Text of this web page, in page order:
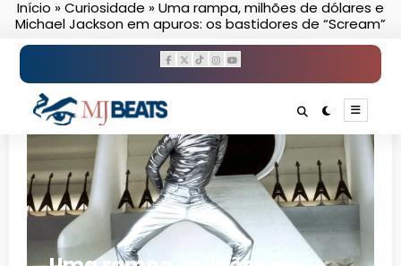
Pular
para
Início »Curiosidade »Uma rampa, milhões de dólares e
Michael Jackson em apuros: os bastidores de “Scream”